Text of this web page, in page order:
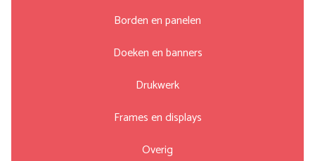
Borden en panelen
Doeken en banners
Drukwerk
Frames en displays
Overig